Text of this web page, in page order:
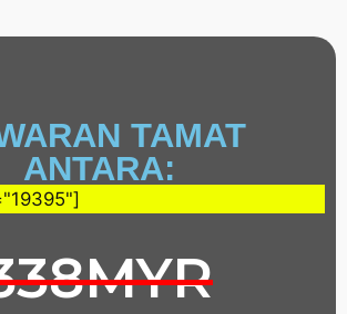
TAMAT
ANTARA: